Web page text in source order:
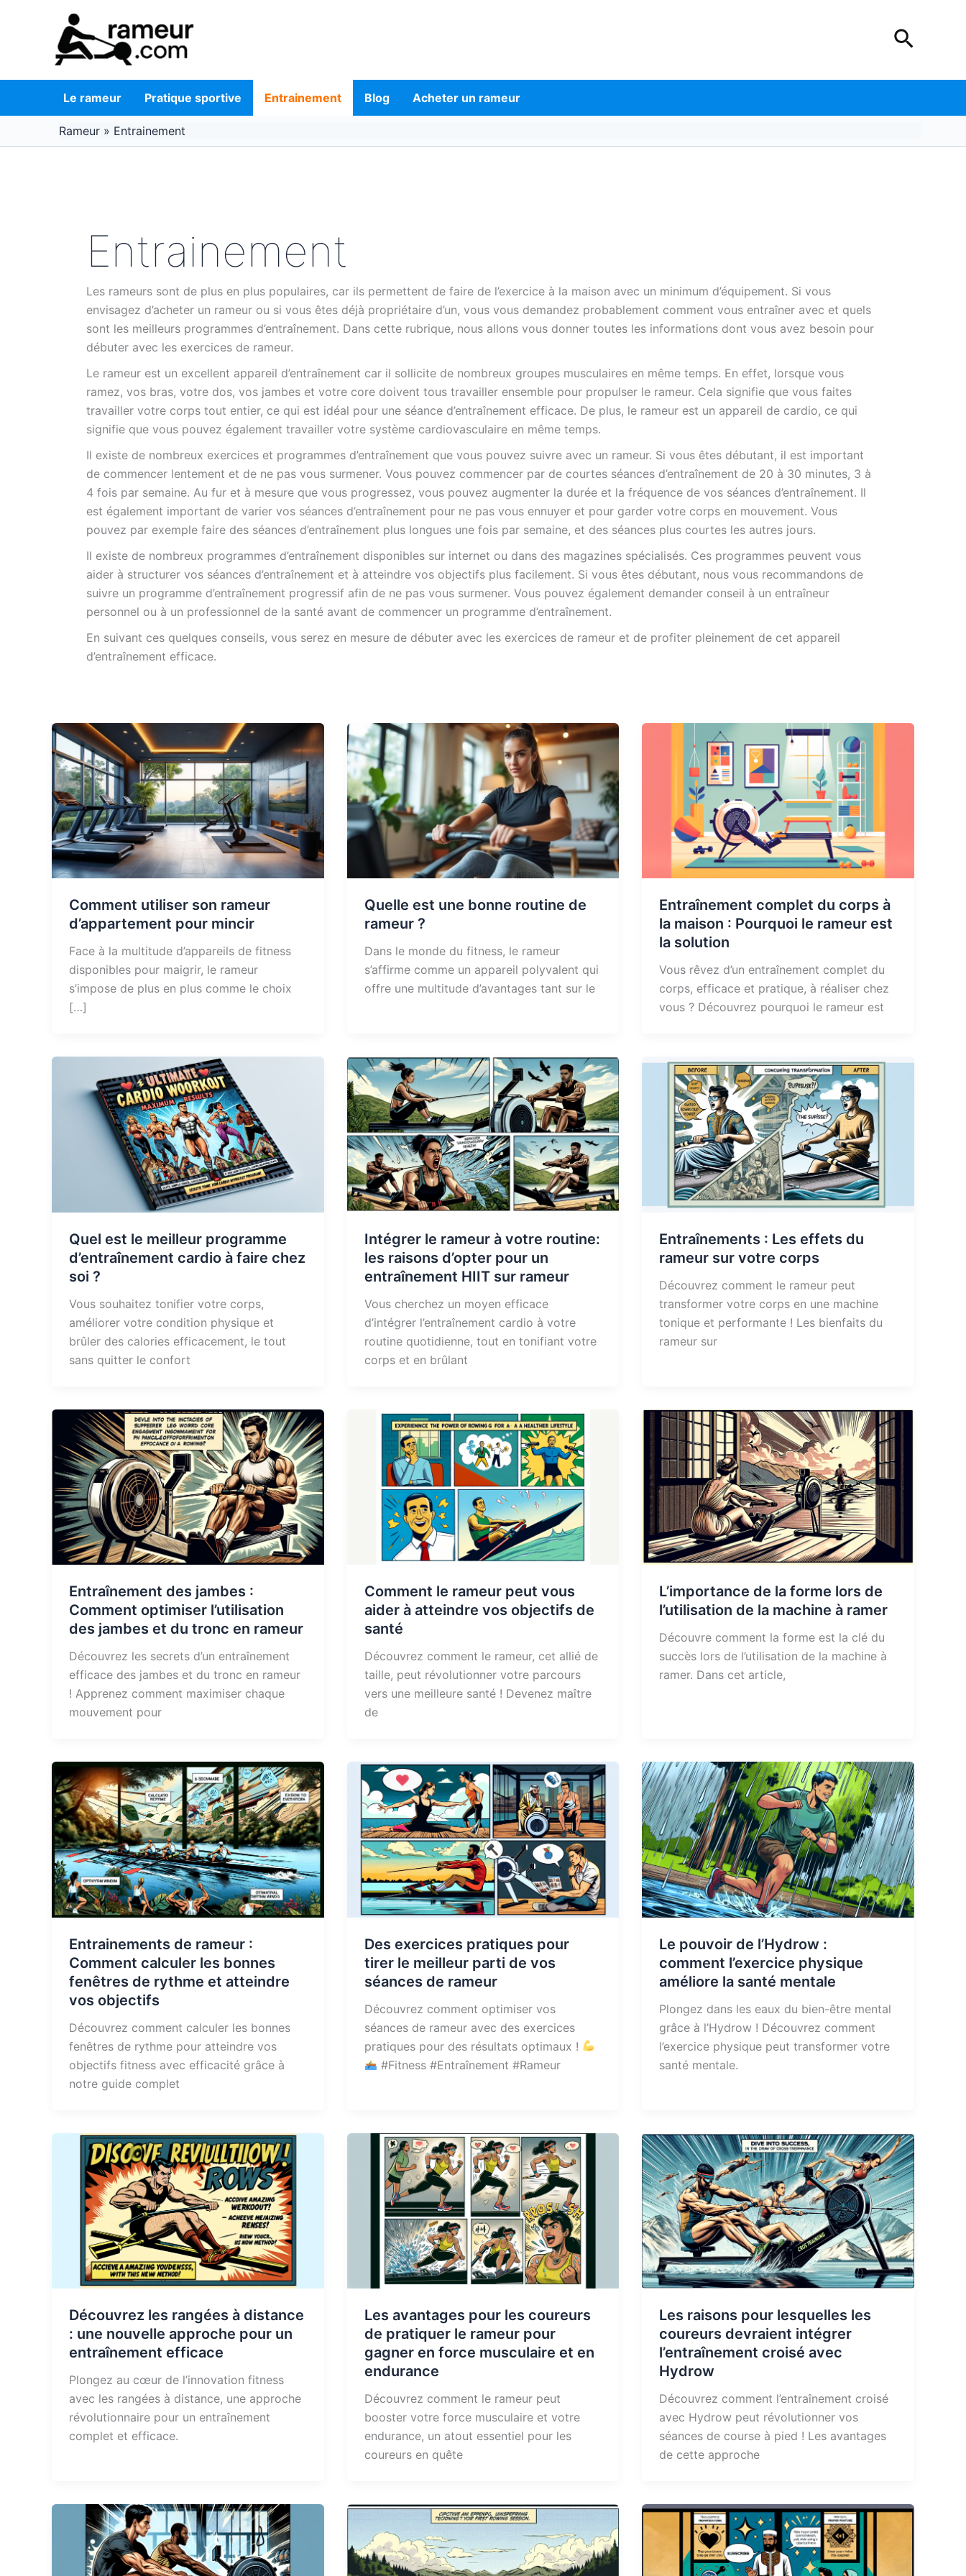
Le rameur Pratique sportive Entrainement Blog Acheter un rameur
Rameur » Entrainement
Entrainement
Les rameurs sont de plus en plus populaires, car ils permettent de faire de l’exercice à la maison avec un minimum d’équipement. Si vous
envisagez d’acheter un rameur ou si vous êtes déjà propriétaire d’un, vous vous demandez probablement comment vous entraîner avec et quels
sont les meilleurs programmes d’entraînement. Dans cette rubrique, nous allons vous donner toutes les informations dont vous avez besoin pour
débuter avec les exercices de rameur.
Le rameur est un excellent appareil d’entraînement car il sollicite de nombreux groupes musculaires en même temps. En effet, lorsque vous
ramez, vos bras, votre dos, vos jambes et votre core doivent tous travailler ensemble pour propulser le rameur. Cela signifie que vous faites
travailler votre corps tout entier, ce qui est idéal pour une séance d’entraînement efficace. De plus, le rameur est un appareil de cardio, ce qui
signifie que vous pouvez également travailler votre système cardiovasculaire en même temps.
Il existe de nombreux exercices et programmes d’entraînement que vous pouvez suivre avec un rameur. Si vous êtes débutant, il est important
de commencer lentement et de ne pas vous surmener. Vous pouvez commencer par de courtes séances d’entraînement de 20 à 30 minutes, 3 à
4 fois par semaine. Au fur et à mesure que vous progressez, vous pouvez augmenter la durée et la fréquence de vos séances d’entraînement. Il
est également important de varier vos séances d’entraînement pour ne pas vous ennuyer et pour garder votre corps en mouvement. Vous
pouvez par exemple faire des séances d’entraînement plus longues une fois par semaine, et des séances plus courtes les autres jours.
Il existe de nombreux programmes d’entraînement disponibles sur internet ou dans des magazines spécialisés. Ces programmes peuvent vous
aider à structurer vos séances d’entraînement et à atteindre vos objectifs plus facilement. Si vous êtes débutant, nous vous recommandons de
suivre un programme d’entraînement progressif afin de ne pas vous surmener. Vous pouvez également demander conseil à un entraîneur
personnel ou à un professionnel de la santé avant de commencer un programme d’entraînement.
En suivant ces quelques conseils, vous serez en mesure de débuter avec les exercices de rameur et de profiter pleinement de cet appareil
d’entraînement efficace.
Comment utiliser son rameur
d’appartement pour mincir
Face à la multitude d’appareils de fitness
disponibles pour maigrir, le rameur
s’impose de plus en plus comme le choix
[…]
Quelle est une bonne routine de
rameur ?
Dans le monde du fitness, le rameur
s’affirme comme un appareil polyvalent qui
offre une multitude d’avantages tant sur le
Entraînement complet du corps à
la maison : Pourquoi le rameur est
la solution
Vous rêvez d’un entraînement complet du
corps, efficace et pratique, à réaliser chez
vous ? Découvrez pourquoi le rameur est
Quel est le meilleur programme
d’entraînement cardio à faire chez
soi ?
Vous souhaitez tonifier votre corps,
améliorer votre condition physique et
brûler des calories efficacement, le tout
sans quitter le confort
Intégrer le rameur à votre routine:
les raisons d’opter pour un
entraînement HIIT sur rameur
Vous cherchez un moyen efficace
d’intégrer l’entraînement cardio à votre
routine quotidienne, tout en tonifiant votre
corps et en brûlant
Entraînements : Les effets du
rameur sur votre corps
Découvrez comment le rameur peut
transformer votre corps en une machine
tonique et performante ! Les bienfaits du
rameur sur
Entraînement des jambes :
Comment optimiser l’utilisation
des jambes et du tronc en rameur
Découvrez les secrets d’un entraînement
efficace des jambes et du tronc en rameur
! Apprenez comment maximiser chaque
mouvement pour
Comment le rameur peut vous
aider à atteindre vos objectifs de
santé
Découvrez comment le rameur, cet allié de
taille, peut révolutionner votre parcours
vers une meilleure santé ! Devenez maître
de
L’importance de la forme lors de
l’utilisation de la machine à ramer
Découvre comment la forme est la clé du
succès lors de l’utilisation de la machine à
ramer. Dans cet article,
Entrainements de rameur :
Comment calculer les bonnes
fenêtres de rythme et atteindre
vos objectifs
Découvrez comment calculer les bonnes
fenêtres de rythme pour atteindre vos
objectifs fitness avec efficacité grâce à
notre guide complet
Des exercices pratiques pour
tirer le meilleur parti de vos
séances de rameur
Découvrez comment optimiser vos
séances de rameur avec des exercices
pratiques pour des résultats optimaux !
#Fitness #Entraînement #Rameur
Le pouvoir de l’Hydrow :
comment l’exercice physique
améliore la santé mentale
Plongez dans les eaux du bien-être mental
grâce à l’Hydrow ! Découvrez comment
l’exercice physique peut transformer votre
santé mentale.
Découvrez les rangées à distance
: une nouvelle approche pour un
entraînement efficace
Plongez au cœur de l’innovation fitness
avec les rangées à distance, une approche
révolutionnaire pour un entraînement
complet et efficace.
Les avantages pour les coureurs
de pratiquer le rameur pour
gagner en force musculaire et en
endurance
Découvrez comment le rameur peut
booster votre force musculaire et votre
endurance, un atout essentiel pour les
coureurs en quête
Les raisons pour lesquelles les
coureurs devraient intégrer
l’entraînement croisé avec
Hydrow
Découvrez comment l’entraînement croisé
avec Hydrow peut révolutionner vos
séances de course à pied ! Les avantages
de cette approche